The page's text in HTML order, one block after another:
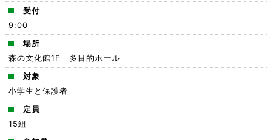
受付
9:00
場所
森の文化館1F 多目的ホール
対象
小学生と保護者
定員
15組